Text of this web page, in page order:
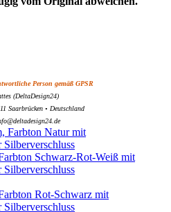
Person gemäß GPSR
(DeltaDesign24)
Saarbrücken • Deutschland